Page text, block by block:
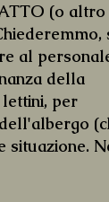
(o altro
al
della
per
situazione.